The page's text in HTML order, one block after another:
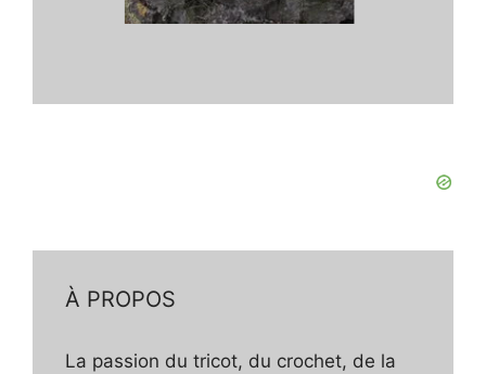
À PROPOS
La passion du tricot, du crochet, de la